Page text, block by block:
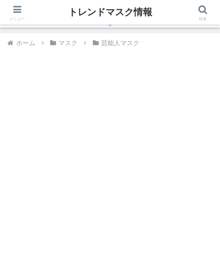
有名人、芸能人が着用しているトレンドマスク最新情報
ホーム マスク 芸能人マスク
メニュー
トレンドマスク情報
検索